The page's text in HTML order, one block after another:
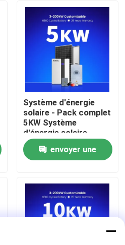
Système d'énergie
solaire - Pack complet
5KW Système
d'énergie solaire
10KW Système
d'énergie solaire pour
la maison hors réseau
envoyer une